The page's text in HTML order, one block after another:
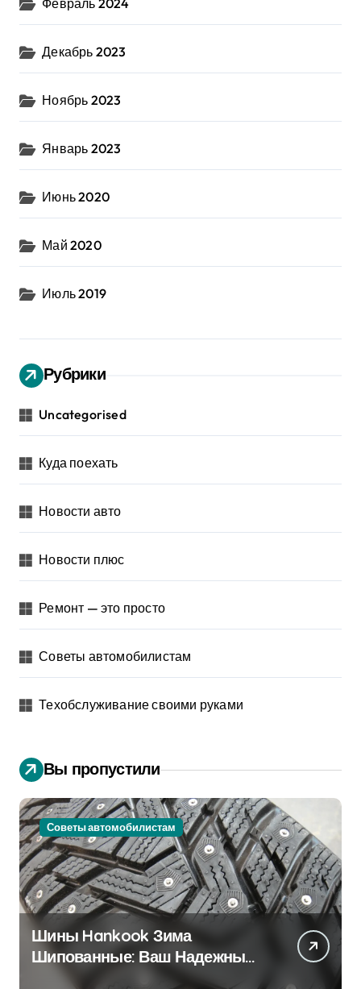
Февраль 2024
Декабрь 2023
Ноябрь 2023
Январь 2023
Июнь 2020
Май 2020
Июль 2019
Рубрики
Uncategorised
Куда поехать
Новости авто
Новости плюс
Ремонт — это просто
Советы автомобилистам
Техобслуживание своими руками
Вы пропустили
Советы автомобилистам
Шины Hankook Зима
Шипованные: Ваш Надежный
Партнёр на Снежных Дорогах